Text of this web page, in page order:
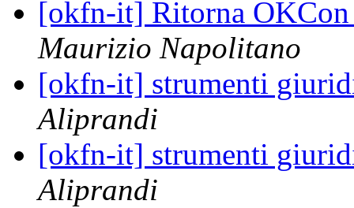
[okfn-it] Ritorna
Maurizio Napolitano
[okfn-it] strumenti
Aliprandi
[okfn-it] strumenti
Aliprandi